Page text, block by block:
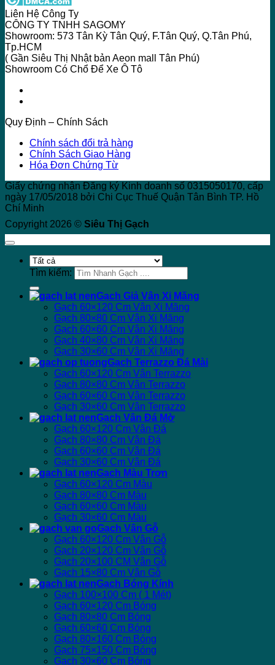
Liên Hệ Công Ty
CÔNG TY TNHH SAGOMY
Showroom: 573 Tân Kỳ Tân Quý, F.Tân Quý, Q.Tân Phú,
Tp.HCM
( Gần Siêu Thị Nhật bản Aeon mall Tân Phú)
Showroom Có Chổ Để Xe Ô Tô
Quy Định – Chính Sách
Chính sách đổi trả hàng
Chính Sách Giao Hàng
Hóa Đơn Chứng Từ
Giấy chứng nhận Đăng ký Kinh doanh số 0315050170, cấp
ngày 17/05/2018 bởi Chi Cục Thuế Quận Tân Bình TP. Hồ
Chí Minh
Copyright 2026 © Siêu Thị Gạch
Tìm kiếm:
Gạch Giả Vân Xi Măng
Gạch 60×120 Cm Vân Xi Măng
Gạch 80×80 Cm Vân Xi Măng
Gạch 60×60 Cm Vân Xi Măng
Gạch 40×80 Cm Vân Xi Măng
Gạch 30×60 Cm Vân Xi Măng
Gạch Terrazzo Đá Mài
Gạch 60×120 Cm Vân Terrazzo
Gạch 80×80 Cm Vân Terrazzo
Gạch 60×60 Cm Vân Terrazzo
Gạch 30×60 Cm Vân Terrazzo
Gạch Vân Đá Mờ
Gạch 60×120 Cm Vân Đá
Gạch 80×80 Cm Vân Đá
Gạch 60×60 Cm Vân Đá
Gạch 30×60 Cm Vân Đá
Gạch Màu Trơn
Gạch 60×120 Cm Màu
Gạch 80×80 Cm Màu
Gạch 60×60 Cm Màu
Gạch 30×60 Cm Màu
Gạch Vân Gỗ
Gạch 60×120 Cm Vân Gỗ
Gạch 20×120 Cm Vân Gỗ
Gạch 20×100 CM Vân Gỗ
Gạch 15×80 Cm Vân Gỗ
Gạch Bóng Kính
Gạch 100×100 Cm ( 1 Mét)
Gạch 60×120 Cm Bóng
Gạch 80×80 Cm Bóng
Gạch 60×60 Cm Bóng
Gạch 80×160 Cm Bóng
Gạch 75×150 Cm Bóng
Gạch 30×60 Cm Bóng